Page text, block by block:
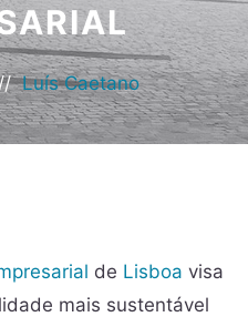
Luís Caetano
de Lisboa visa
mais sustentável